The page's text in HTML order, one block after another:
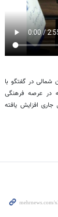
شمالی در گفتگو با
در عرصه فرهنگی
بر ۵۰ درصد طی سال جاری افزایش یافته